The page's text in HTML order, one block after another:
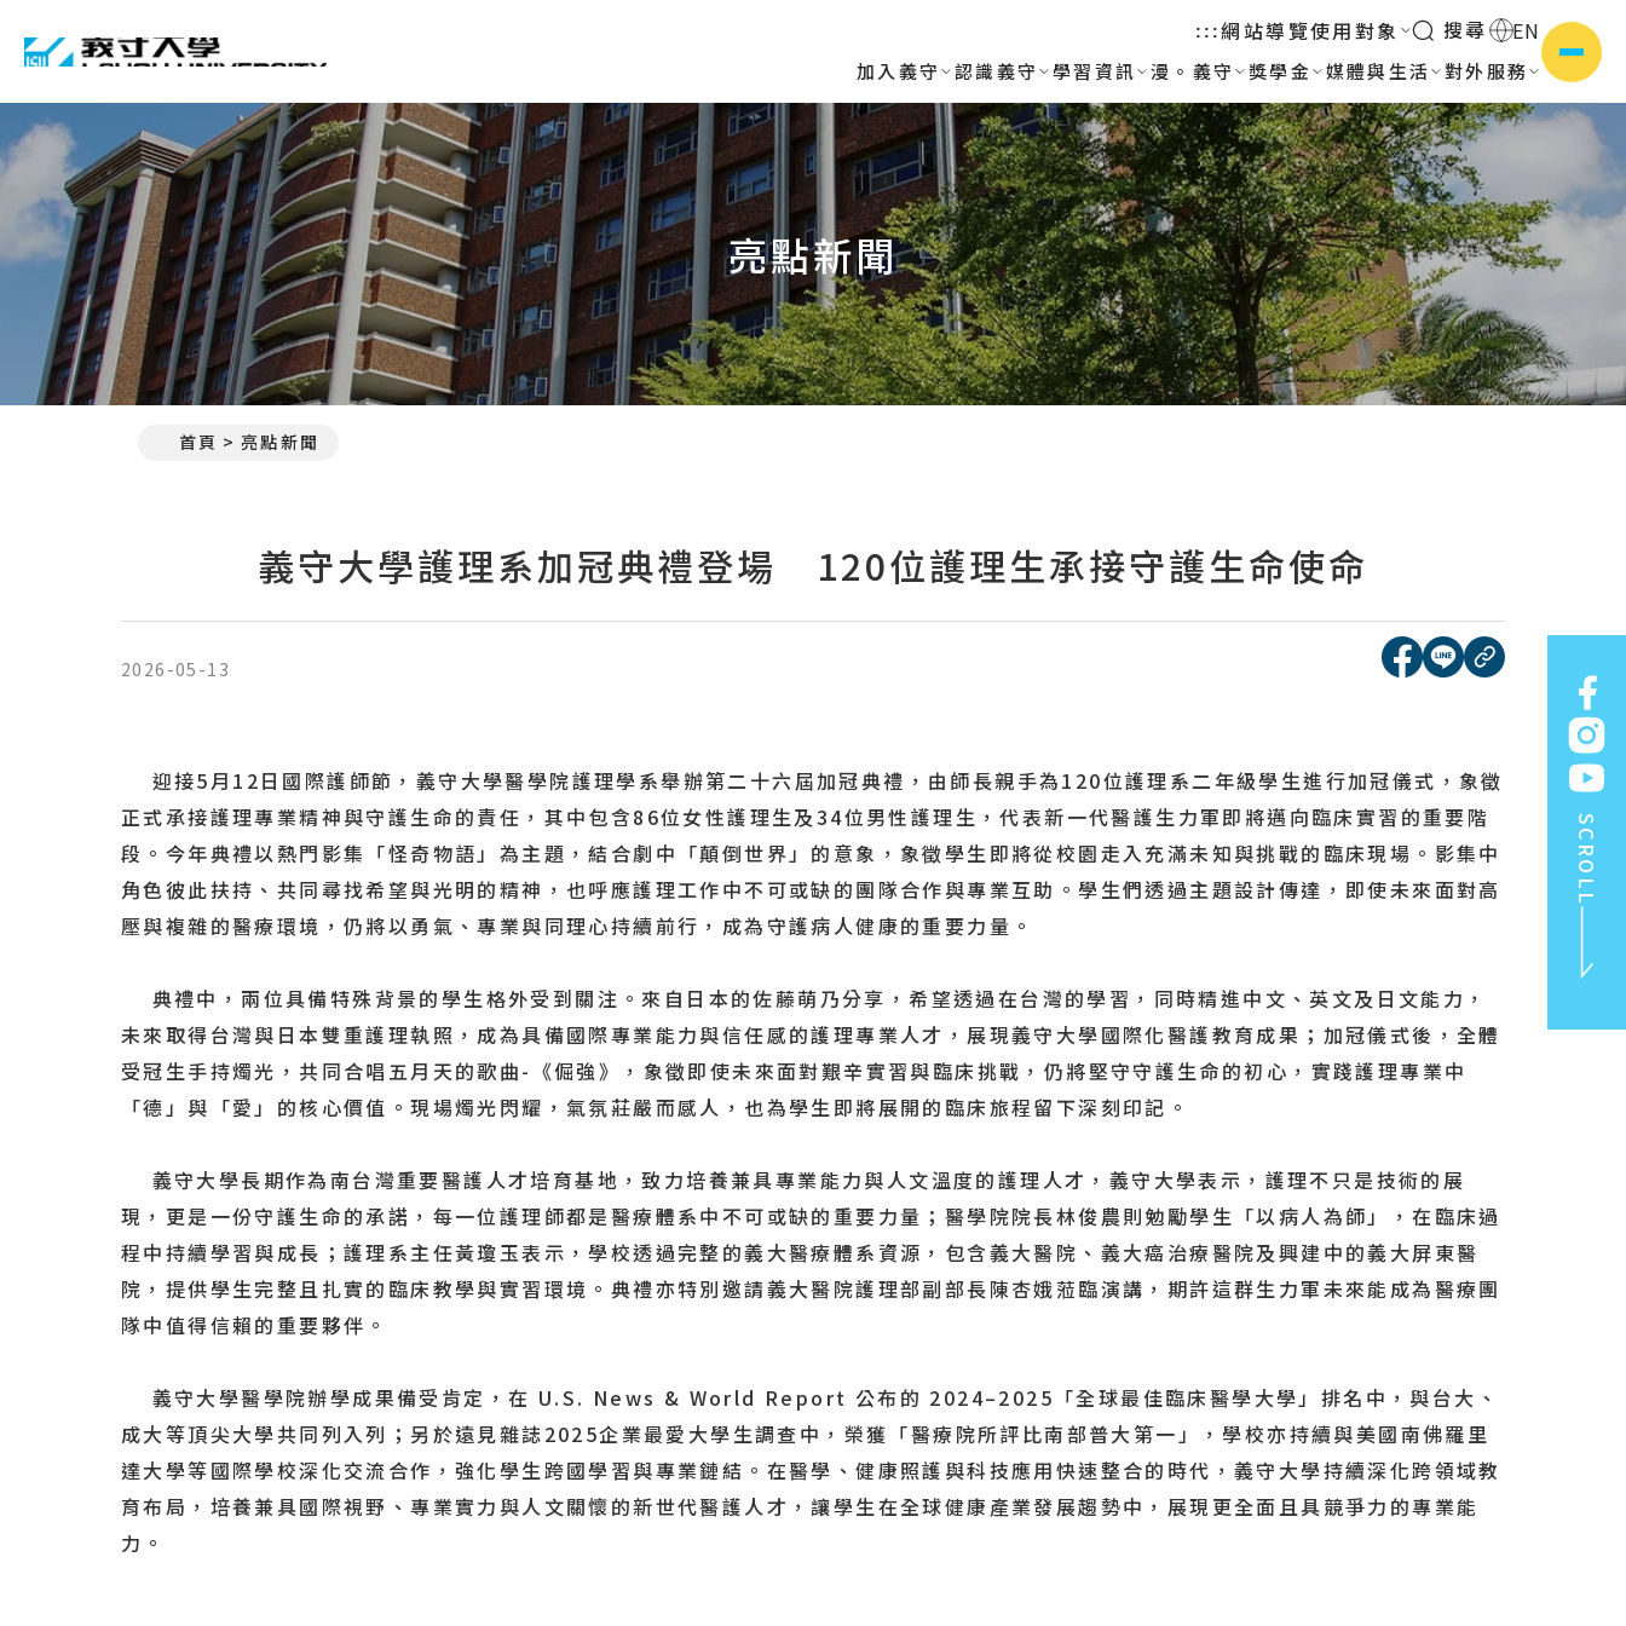
:::網站導覽使用對象 搜尋 EN
加入義守 認識義守 學習資訊 漫。義守 獎學金 媒體與生活 對外服務
側選單
SCROLL
亮點新聞
首頁 亮點新聞
義守大學護理系加冠典禮登場 120位護理生承接守護生命使命
2026-05-13
[另開新視窗]分享到
[另開新視窗]分享
複製連結
迎接5月12日國際護師節，義守大學醫學院護理學系舉辦第二十六屆加冠典禮，由師長親手為120位護理系二年級學生進行加冠儀式，象徵
正式承接護理專業精神與守護生命的責任，其中包含86位女性護理生及34位男性護理生，代表新一代醫護生力軍即將邁向臨床實習的重要階
段。今年典禮以熱門影集「怪奇物語」為主題，結合劇中「顛倒世界」的意象，象徵學生即將從校園走入充滿未知與挑戰的臨床現場。影集中
角色彼此扶持、共同尋找希望與光明的精神，也呼應護理工作中不可或缺的團隊合作與專業互助。學生們透過主題設計傳達，即使未來面對高
壓與複雜的醫療環境，仍將以勇氣、專業與同理心持續前行，成為守護病人健康的重要力量。
典禮中，兩位具備特殊背景的學生格外受到關注。來自日本的佐藤萌乃分享，希望透過在台灣的學習，同時精進中文、英文及日文能力，
未來取得台灣與日本雙重護理執照，成為具備國際專業能力與信任感的護理專業人才，展現義守大學國際化醫護教育成果；加冠儀式後，全體
受冠生手持燭光，共同合唱五月天的歌曲-《倔強》，象徵即使未來面對艱辛實習與臨床挑戰，仍將堅守守護生命的初心，實踐護理專業中
「德」與「愛」的核心價值。現場燭光閃耀，氣氛莊嚴而感人，也為學生即將展開的臨床旅程留下深刻印記。
義守大學長期作為南台灣重要醫護人才培育基地，致力培養兼具專業能力與人文溫度的護理人才，義守大學表示，護理不只是技術的展
現，更是一份守護生命的承諾，每一位護理師都是醫療體系中不可或缺的重要力量；醫學院院長林俊農則勉勵學生「以病人為師」，在臨床過
程中持續學習與成長；護理系主任黃瓊玉表示，學校透過完整的義大醫療體系資源，包含義大醫院、義大癌治療醫院及興建中的義大屏東醫
院，提供學生完整且扎實的臨床教學與實習環境。典禮亦特別邀請義大醫院護理部副部長陳杏娥蒞臨演講，期許這群生力軍未來能成為醫療團
隊中值得信賴的重要夥伴。
義守大學醫學院辦學成果備受肯定，在 U.S. News & World Report 公布的 2024–2025「全球最佳臨床醫學大學」排名中，與台大、
成大等頂尖大學共同列入列；另於遠見雜誌2025企業最愛大學生調查中，榮獲「醫療院所評比南部普大第一」，學校亦持續與美國南佛羅里
達大學等國際學校深化交流合作，強化學生跨國學習與專業鏈結。在醫學、健康照護與科技應用快速整合的時代，義守大學持續深化跨領域教
育布局，培養兼具國際視野、專業實力與人文關懷的新世代醫護人才，讓學生在全球健康產業發展趨勢中，展現更全面且具競爭力的專業能
力。